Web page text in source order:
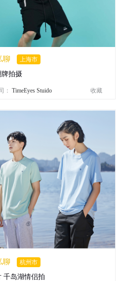
聊 上海市
牌拍摄
： TimeEyes Stuido 收藏
聊 杭州市
千岛湖情侣拍